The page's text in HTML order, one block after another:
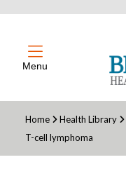
Menu
Home Health Library
T-cell lymphoma